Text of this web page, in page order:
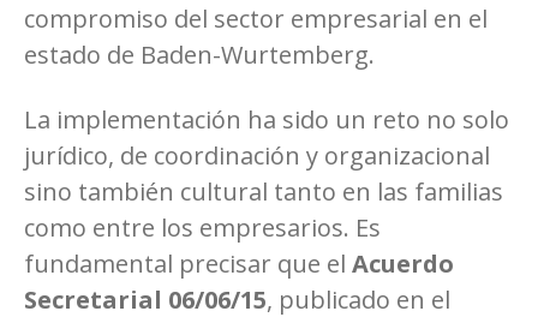
compromiso del sector empresarial en el
estado de Baden-Wurtemberg.
La implementación ha sido un reto no solo
jurídico, de coordinación y organizacional
sino también cultural tanto en las familias
como entre los empresarios. Es
fundamental precisar que el Acuerdo
Secretarial 06/06/15, publicado en el